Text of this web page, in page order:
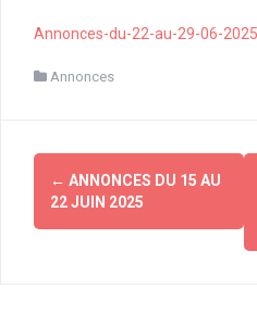
Annonces-du-22-au-29-06-2025
Annonces
Navigation
d'article
← ANNONCES DU 15 AU
22 JUIN 2025